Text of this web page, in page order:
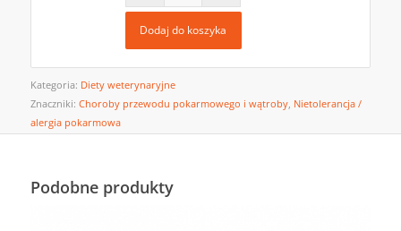
Dodaj do koszyka
Kategoria: Diety weterynaryjne
Znaczniki: Choroby przewodu pokarmowego i wątroby, Nietolerancja /
alergia pokarmowa
Podobne produkty